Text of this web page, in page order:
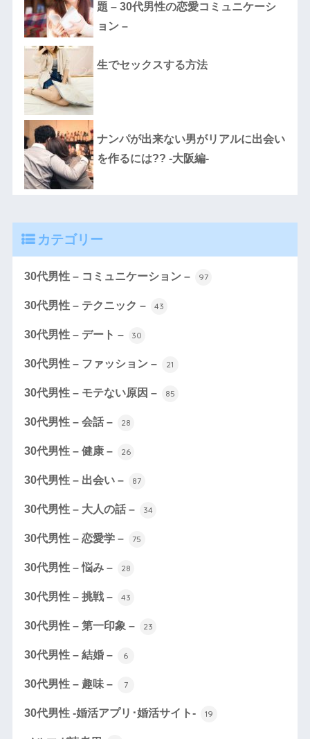
題 – 30代男性の恋愛コミュニケーシ
ョン –
生でセックスする方法
ナンパが出来ない男がリアルに出会い
を作るには?? -大阪編-
カテゴリー
30代男性 – コミュニケーション – 97
30代男性 – テクニック – 43
30代男性 – デート – 30
30代男性 – ファッション – 21
30代男性 – モテない原因 – 85
30代男性 – 会話 – 28
30代男性 – 健康 – 26
30代男性 – 出会い – 87
30代男性 – 大人の話 – 34
30代男性 – 恋愛学 – 75
30代男性 – 悩み – 28
30代男性 – 挑戦 – 43
30代男性 – 第一印象 – 23
30代男性 – 結婚 – 6
30代男性 – 趣味 – 7
30代男性 -婚活アプリ･婚活サイト- 19